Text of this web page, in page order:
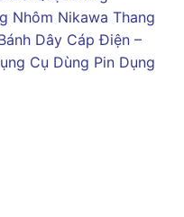
Nhôm Nikawa Thang
Dây Cáp Điện –
Cụ Dùng Pin Dụng